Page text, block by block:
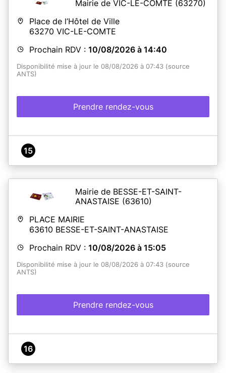
Mairie de VIC-LE-COMTE (63270)
Place de l’Hôtel de Ville
63270 VIC-LE-COMTE
Prochain RDV : 10/08/2026 à 14:40
Disponibilité mise à jour le 08/08/2026 à 07:43 (source
ANTS)
Prendre rendez-vous
15
Mairie de BESSE-ET-SAINT-
ANASTAISE (63610)
PLACE MAIRIE
63610 BESSE-ET-SAINT-ANASTAISE
Prochain RDV : 10/08/2026 à 15:05
Disponibilité mise à jour le 08/08/2026 à 07:43 (source
ANTS)
Prendre rendez-vous
16